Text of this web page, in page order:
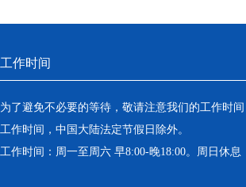
工作时间
为了避免不必要的等待，敬请注意我们的工作时
工作时间，中国大陆法定节假日除外。
工作时间：周一至周六 早8:00-晚18:00。周日休息